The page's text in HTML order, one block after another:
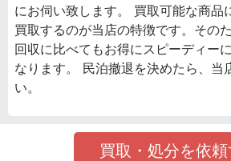
にお伺い致します。 買取可能な商品
買取するのが当店の特徴です。その
回収に比べてもお得にスピーディー
なります。 民泊撤退を決めたら、当
い。
買取・処分を依頼